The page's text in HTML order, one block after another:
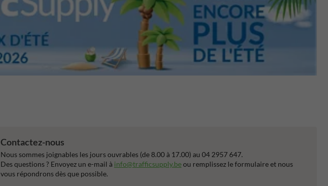
Contactez-nous
Nous sommes joignables les jours ouvrables (de 8.00 à 17.00) au 04 2957 647.
Des questions ? Envoyez un e-mail à info@trafficsupply.beou remplissez le formulaire et nous
vous répondrons dès que possible.